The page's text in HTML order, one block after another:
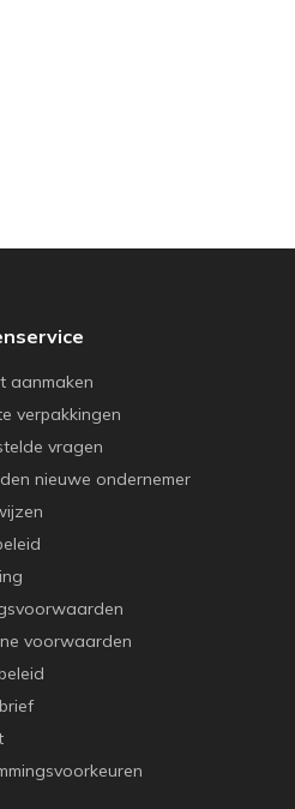
aanmaken
verpakkingen
vragen
nieuwe ondernemer
voorwaarden